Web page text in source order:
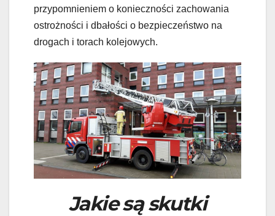
przypomnieniem o konieczności zachowania
ostrożności i dbałości o bezpieczeństwo na
drogach i torach kolejowych.
Jakie są skutki